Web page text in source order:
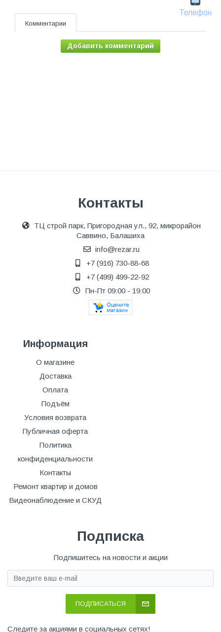
Телефон
Комментарии
Добавить комментарий
Контакты
ТЦ строй парк, Пригородная ул., 92, микрорайон
Саввино, Балашиха
info@rezar.ru
+7 (916) 730-88-68
+7 (499) 499-22-92
Пн-Пт 09:00 - 19:00
Информация
О магазине
Доставка
Оплата
Подъём
Условия возврата
Публичная оферта
Политика
конфиденциальности
Контакты
Ремонт квартир и домов
Видеонаблюдение и СКУД
Подписка
Подпишитесь на новости и акции
ПОДПИСАТЬСЯ
Следите за акциями в социальных сетях!